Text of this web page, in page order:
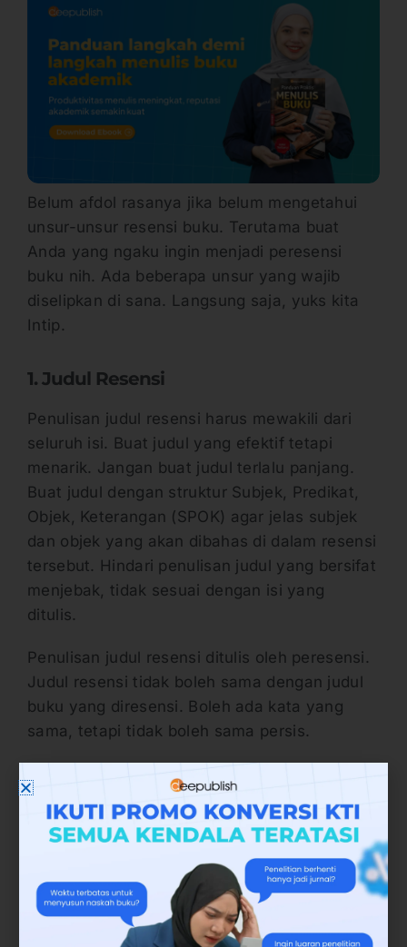
Belum afdol rasanya jika belum mengetahui
unsur-unsur resensi buku. Terutama buat
Anda yang ngaku ingin menjadi peresensi
buku nih. Ada beberapa unsur yang wajib
diselipkan di sana. Langsung saja, yuks kita
Intip.
1. Judul Resensi
Penulisan judul resensi harus mewakili dari
seluruh isi. Buat judul yang efektif tetapi
menarik. Jangan buat judul terlalu panjang.
Buat judul dengan struktur Subjek, Predikat,
Objek, Keterangan (SPOK) agar jelas subjek
dan objek yang akan dibahas di dalam resensi
tersebut. Hindari penulisan judul yang bersifat
menjebak, tidak sesuai dengan isi yang
ditulis.
Penulisan judul resensi ditulis oleh peresensi.
Judul resensi tidak boleh sama dengan judul
buku yang diresensi. Boleh ada kata yang
sama, tetapi tidak boleh sama persis.
2. Identitas Buku
Unsur menulis buku resensi yang kedua
adalah menyertakanidentitas bukuatau
disebut juga dengan data buku. Data-data
buku itu sendiri memiliki beberapa elemen
yang wajib ada, diantaranya sebagai berikut.